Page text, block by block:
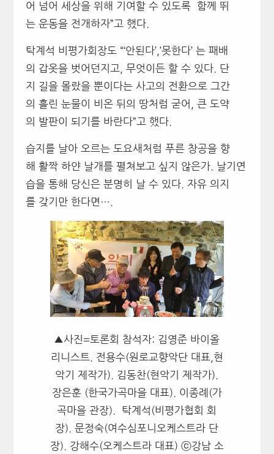
어 넘어 세상을 위해 기여할 수 있도록 함께 뛰
는 운동을 전개하자”고 했다.
탁계석 비평가회장도 “‘안된다’,’못한다’ 는 패배
의 갑옷을 벗어던지고, 무엇이든 할 수 있다. 단
지 길을 몰랐을 뿐이다는 사고의 전환으로 그간
의 흘린 눈물이 비온 뒤의 땅처럼 굳어, 큰 도약
의 발판이 되기를 바란다”고 했다.
습지를 날아 오르는 도요새처럼 푸른 창공을 향
해 활짝 하얀 날개를 펼쳐보고 싶지 않은가. 날기연
습을 통해 당신은 분명히 날 수 있다. 자유 의지
를 갖기만 한다면….
▲사진=토론회 참석자: 김영준 바이올
리니스트. 전용수(원로교향악단 대표,현
악기 제작가). 김동찬(현악기 제작가).
장은훈 (한국가곡마을 대표). 이종례(가
곡마을 관장). 탁계석(비평가협회 회
장). 문정숙(여수심포니오케스트라 단
장). 강해수(오케스트라 대표) ⓒ강남 소